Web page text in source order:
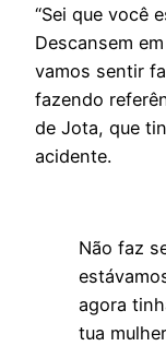
“Sei que você
Descansem
vamos sentir
fazendo
de Jota, que
acidente.
Não faz
agora
tua